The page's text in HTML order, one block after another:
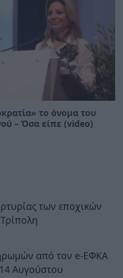
το όνομα του
– Όσα είπε (video)
των εποχικών
από τον e-ΕΦΚΑ
Αυγούστου